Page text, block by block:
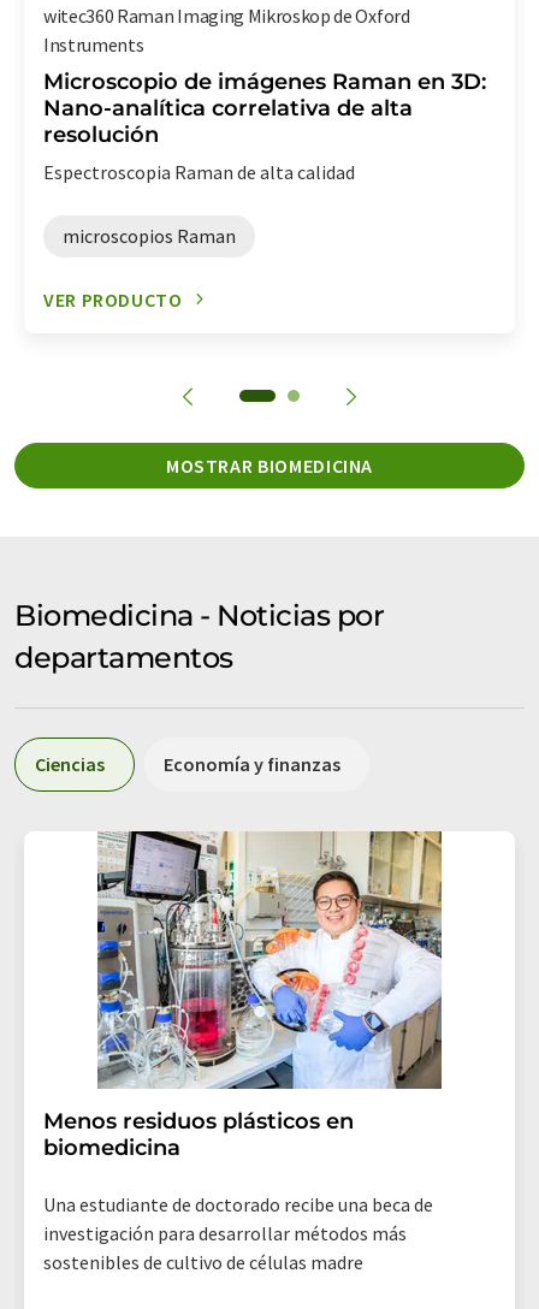
witec360 Raman Imaging Mikroskop de Oxford
Instruments
Microscopio de imágenes Raman en 3D:
Nano-analítica correlativa de alta
resolución
Espectroscopia Raman de alta calidad
microscopios Raman
VER PRODUCTO
MOSTRAR BIOMEDICINA
Biomedicina - Noticias por
departamentos
Ciencias Economía y finanzas
Menos residuos plásticos en
biomedicina
Una estudiante de doctorado recibe una beca de
investigación para desarrollar métodos más
sostenibles de cultivo de células madre